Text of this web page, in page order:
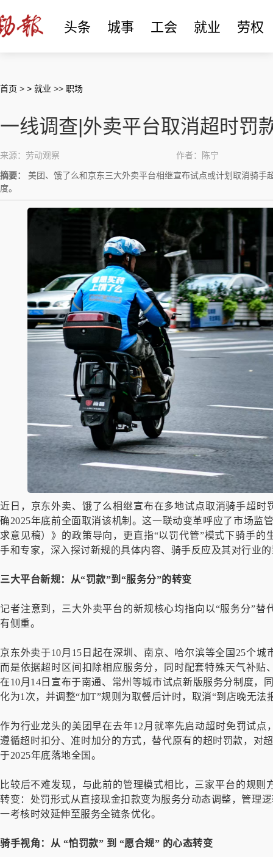
头条 城事 工会 就业 劳权
首页 > > 就业 >> 职场
一线调查|外卖平台取消超时罚
来源：劳动观察 作者：陈宁
摘要：
美团、饿了么和京东三大外卖平台相继宣布试点或计划取消骑手
度。
近日，京东外卖、饿了么相继宣布在多地试点取消骑手超时
确2025年底前全面取消该机制。这一联动变革呼应了市场监
求意见稿）》的政策导向，更直指“以罚代管”模式下骑手
手和专家，深入探讨新规的具体内容、骑手反应及其对行业
三大平台新规：从“罚款”到“服务分”的转变
记者注意到，三大外卖平台的新规核心均指向以“服务分”
有侧重。
京东外卖于10月15日起在深圳、南京、哈尔滨等全国25个
而是依据超时区间扣除相应服务分，同时配套特殊天气补
在10月14日宣布于南通、常州等城市试点新版服务分制度，
化为1次，并调整“加T”规则为取餐后计时，取消“到店晚无法
作为行业龙头的美团早在去年12月就率先启动超时免罚试
遵循超时扣分、准时加分的方式，替代原有的超时罚款，对
于2025年底落地全国。
比较后不难发现，与此前的管理模式相比，三家平台的规
转变：处罚形式从直接现金扣款变为服务分动态调整，管理
一考核时效延伸至服务全链条优化。
骑手视角：从 “怕罚款” 到 “愿合规” 的心态转变